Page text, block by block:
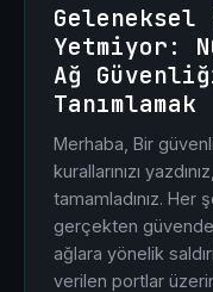
Yetmiyor:
Ağ
Tanımlamak
Merhaba, Bir
kurallarınızı
tamamladınız. Her
gerçekten
ağlara yönelik
verilen portlar